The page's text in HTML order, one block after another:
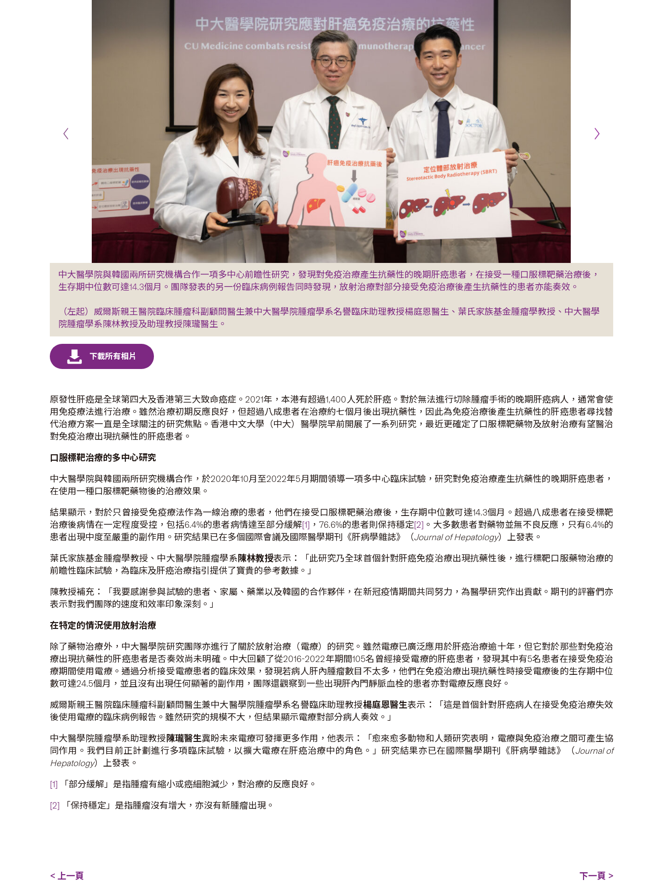
中大醫學院與韓國兩所研究機構合作一項多中心前瞻性研究，發現對免疫治療產生抗藥性的晚期肝癌患者，在接受一種口服標靶藥治療後，
生存期中位數可達14.3個月。團隊發表的另一份臨床病例報告同時發現，放射治療對部分接受免疫治療後產生抗藥性的患者亦能奏效。
（左起）威爾斯親王醫院臨床腫瘤科副顧問醫生兼中大醫學院腫瘤學系名譽臨床助理教授楊庭恩醫生、葉氏家族基金腫瘤學教授、中大醫學
院腫瘤學系陳林教授及助理教授陳瓏醫生。
原發性肝癌是全球第四大及香港第三大致命癌症。2021年，本港有超過1,400人死於肝癌。對於無法進行切除腫瘤手術的晚期肝癌病人，通常會使
用免疫療法進行治療。雖然治療初期反應良好，但超過八成患者在治療約七個月後出現抗藥性，因此為免疫治療後產生抗藥性的肝癌患者尋找替
代治療方案一直是全球關注的研究焦點。香港中文大學（中大）醫學院早前開展了一系列研究，最近更確定了口服標靶藥物及放射治療有望醫治
對免疫治療出現抗藥性的肝癌患者。
口服標靶治療的多中心研究
中大醫學院與韓國兩所研究機構合作，於2020年10月至2022年5月期間領導一項多中心臨床試驗，研究對免疫治療產生抗藥性的晚期肝癌患者，
在使用一種口服標靶藥物後的治療效果。
結果顯示，對於只曾接受免疫療法作為一線治療的患者，他們在接受口服標靶藥治療後，生存期中位數可達14.3個月。超過八成患者在接受標靶
治療後病情在一定程度受控，包括6.4%的患者病情達至部分緩解[1] ，76.6%的患者則保持穩定[2] 。大多數患者對藥物並無不良反應，只有6.4%的
患者出現中度至嚴重的副作用。研究結果已在多個國際會議及國際醫學期刊《肝病學雜誌》（Journal of Hepatology）上發表。
葉氏家族基金腫瘤學教授、中大醫學院腫瘤學系陳林教授表示：「此研究乃全球首個針對肝癌免疫治療出現抗藥性後，進行標靶口服藥物治療的
前瞻性臨床試驗，為臨床及肝癌治療指引提供了寶貴的參考數據。」
陳教授補充：「我要感謝參與試驗的患者、家屬、藥業以及韓國的合作夥伴，在新冠疫情期間共同努力，為醫學研究作出貢獻。期刊的評審們亦
表示對我們團隊的速度和效率印象深刻。」
在特定的情況使用放射治療
除了藥物治療外，中大醫學院研究團隊亦進行了關於放射治療（電療）的研究。雖然電療已廣泛應用於肝癌治療逾十年，但它對於那些對免疫治
療出現抗藥性的肝癌患者是否奏效尚未明確。中大回顧了從2016-2022年期間105名曾經接受電療的肝癌患者，發現其中有5名患者在接受免疫治
療期間使用電療。通過分析接受電療患者的臨床效果，發現若病人肝內腫瘤數目不太多，他們在免疫治療出現抗藥性時接受電療後的生存期中位
數可達24.5個月，並且沒有出現任何顯著的副作用，團隊還觀察到一些出現肝內門靜脈血栓的患者亦對電療反應良好。
威爾斯親王醫院臨床腫瘤科副顧問醫生兼中大醫學院腫瘤學系名譽臨床助理教授楊庭恩醫生表示：「這是首個針對肝癌病人在接受免疫治療失效
後使用電療的臨床病例報告。雖然研究的規模不大，但結果顯示電療對部分病人奏效。」
中大醫學院腫瘤學系助理教授 陳瓏醫生冀盼未來電療可發揮更多作用，他表示：「愈來愈多動物和人類研究表明，電療與免疫治療之間可產生協
同作用。我們目前正計劃進行多項臨床試驗，以擴大電療在肝癌治療中的角色。」研究結果亦已在國際醫學期刊《肝病學雜誌》（Journal of
Hepatology）上發表。
[1] 「部分緩解」是指腫瘤有縮小或癌細胞減少，對治療的反應良好。
[2] 「保持穩定」是指腫瘤沒有增大，亦沒有新腫瘤出現。
< 上一頁 下一頁 >